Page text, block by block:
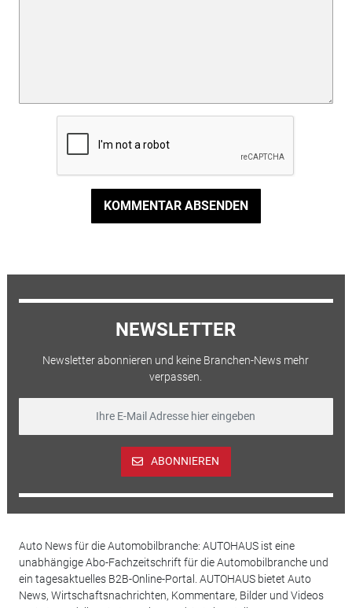
KOMMENTAR ABSENDEN
NEWSLETTER
Newsletter abonnieren und keine Branchen-News mehr
verpassen.
ABONNIEREN
Auto News für die Automobilbranche: AUTOHAUS ist eine
unabhängige Abo-Fachzeitschrift für die Automobilbranche und
ein tagesaktuelles B2B-Online-Portal. AUTOHAUS bietet Auto
News, Wirtschaftsnachrichten, Kommentare, Bilder und Videos